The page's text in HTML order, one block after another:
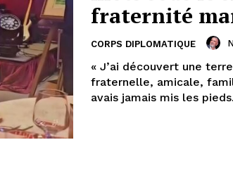
fraternité
CORPS DIPLOMATIQUE
« J’ai découvert une
fraternelle, amicale,
avais jamais mis les